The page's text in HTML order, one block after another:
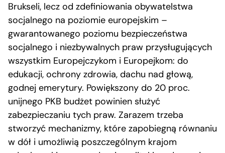
Brukseli, lecz od zdefiniowania obywatelstwa
socjalnego na poziomie europejskim –
gwarantowanego poziomu bezpieczeństwa
socjalnego i niezbywalnych praw przysługujących
wszystkim Europejczykom i Europejkom: do
edukacji, ochrony zdrowia, dachu nad głową,
godnej emerytury. Powiększony do 20 proc.
unijnego PKB budżet powinien służyć
zabezpieczaniu tych praw. Zarazem trzeba
stworzyć mechanizmy, które zapobiegną równaniu
w dół i umożliwią poszczególnym krajom